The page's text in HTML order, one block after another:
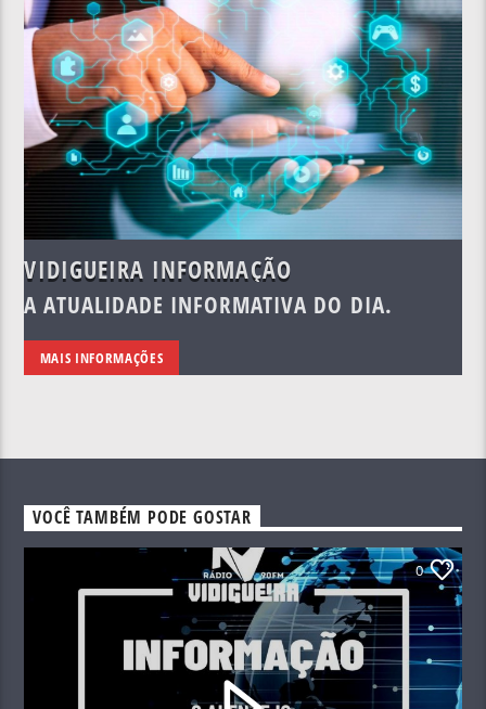
VIDIGUEIRA INFORMAÇÃO
A ATUALIDADE INFORMATIVA DO DIA.
MAIS INFORMAÇÕES
VOCÊ TAMBÉM PODE GOSTAR
0